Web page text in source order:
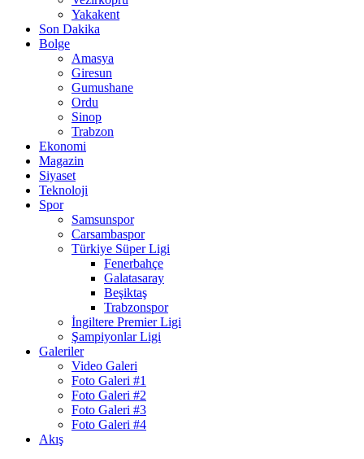
Yakakent
Son Dakika
Bolge
Amasya
Giresun
Gumushane
Ordu
Sinop
Trabzon
Ekonomi
Magazin
Siyaset
Teknoloji
Spor
Samsunspor
Carsambaspor
Türkiye Süper Ligi
Fenerbahçe
Galatasaray
Beşiktaş
Trabzonspor
İngiltere Premier Ligi
Şampiyonlar Ligi
Galeriler
Video Galeri
Foto Galeri #1
Foto Galeri #2
Foto Galeri #3
Foto Galeri #4
Akış